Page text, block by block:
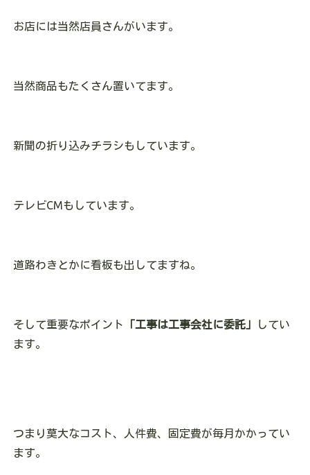
お店には当然店員さんがいます。
当然商品もたくさん置いてます。
新聞の折り込みチラシもしています。
テレビCMもしています。
道路わきとかに看板も出してますね。
そして重要なポイント 「工事は工事会社に委託」
してい
ます。
つまり莫大なコスト、人件費、固定費が毎月かかってい
ます。